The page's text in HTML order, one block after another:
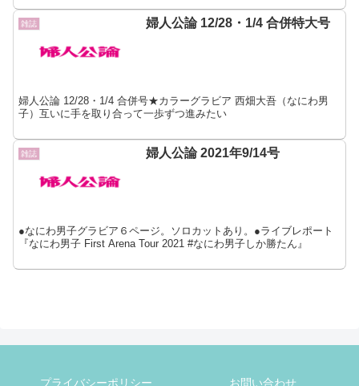
雑誌 婦人公論 12/28・1/4 合併特大号
婦人公論 12/28・1/4 合併号★カラーグラビア 西畑大吾（なにわ男
子）互いに手を取り合って一歩ずつ進みたい
雑誌 婦人公論 2021年9/14号
●なにわ男子グラビア６ページ。ソロカットあり。●ライブレポート
『なにわ男子 First Arena Tour 2021 #なにわ男子しか勝たん』
プライバシーポリシー お問い合わせ